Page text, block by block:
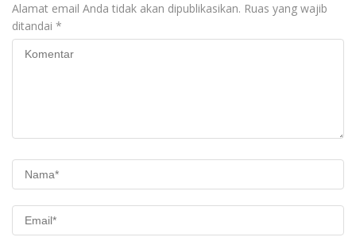
Alamat email Anda tidak akan dipublikasikan. Ruas yang wajib
ditandai *